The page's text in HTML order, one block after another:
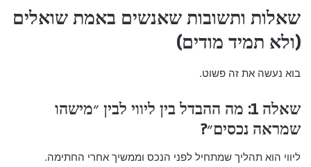
שאלות ותשובות שאנשים באמת שואלים
(ולא תמיד מודים)
בוא נעשה את זה פשוט.
שאלה 1: מה ההבדל בין ליווי לבין ״מישהו
שמראה נכסים״?
ליווי הוא תהליך שמתחיל לפני הנכס וממשיך אחרי החתימה.